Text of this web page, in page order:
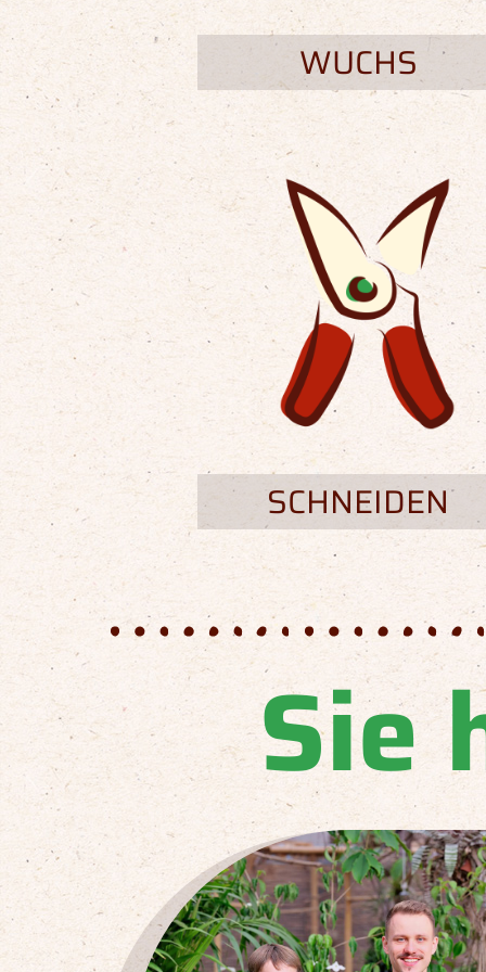
WUCHS
SCHNEIDEN
Sie